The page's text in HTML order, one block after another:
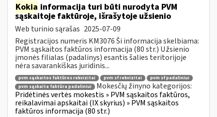
Kokia informacija turi būti nurodyta PVM
sąskaitoje faktūroje, išrašytoje užsienio
Web turinio sąrašas 2025-07-09
Registracijos numeris KM3076 Ši informacija skelbiama:
PVM sąskaitos faktūros informacija (80 str.) Užsienio
įmonės filialas (padalinys) esantis šalies teritorijoje
nėra savarankiškas juridinis...
pvm sąskaitos faktūros rekvizitai pvm sf rekvizitai
pvm sf padaliniui
pvm sąskaita faktūra padaliniui
Mokesčių žinyno kategorijos:
Pridėtinės vertės mokestis » PVM sąskaitos faktūros,
reikalavimai apskaitai (IX skyrius) » PVM sąskaitos
faktūros informacija (80 str.)